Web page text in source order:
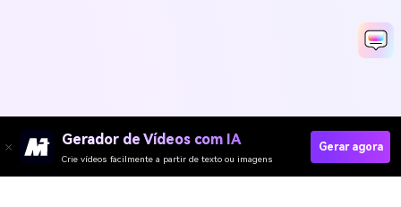
Gerador de Vídeos com IA
Crie vídeos facilmente a partir de texto ou imagens
Gerar agora